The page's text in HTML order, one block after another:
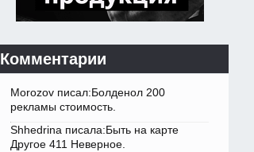
Комментарии
Morozov писал:Болденол 200
рекламы стоимость.
Shhedrina писала:Быть на карте
Другое 411 Неверное.